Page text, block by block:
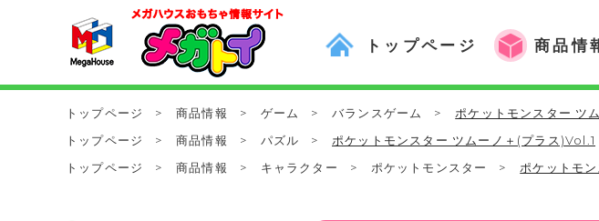
トップページ 商品情
トップページ > 商品情報 > ゲーム > バランスゲーム >
ポケットモンスター ツ
トップページ
> 商品情報 > パズル >
ポケットモンスター ツムーノ＋(プラス)Vol.1
トップページ
> 商品情報 > キャラクター > ポケットモンスター > ポケットモ